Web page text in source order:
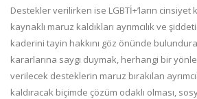
Destekler verilirken ise LGBTİ+’ların cinsiyet
kaynaklı maruz kaldıkları ayrımcılık ve
kaderini tayin hakkını göz önünde
kararlarına saygı duymak, herhangi bir
verilecek desteklerin maruz bırakılan
kaldıracak biçimde çözüm odaklı olması,